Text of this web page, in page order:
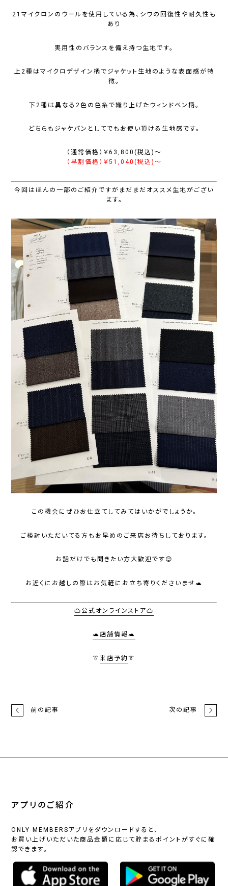
21マイクロンのウールを使用している為、シワの回復性や耐久性も
あり
実用性のバランスを備え持つ生地です。
上2種はマイクロデザイン柄でジャケット生地のような表面感が特
徴。
下2種は異なる2色の色糸で織り上げたウィンドペン柄。
どちらもジャケパンとしてでもお使い頂ける生地感です。
（通常価格）￥63,800(税込)〜
（早割価格）￥51,040(税込)〜
今回はほんの一部のご紹介ですがまだまだオススメ生地がござい
ます。
この機会にぜひお仕立てしてみてはいかがでしょうか。
ご検討いただいてる方もお早めのご来店お待ちしております。
お話だけでも聞きたい方大歓迎です😊
お近くにお越しの際はお気軽にお立ち寄りくださいませ🐢
👜公式オンラインストア👜
🐢店舗情報🐢
👔 来店予約👔
前の記事 次の記事
アプリのご紹介
ONLY MEMBERSアプリをダウンロードすると、
お買い上げいただいた商品金額に応じて貯まるポイントがすぐに確
認できます。